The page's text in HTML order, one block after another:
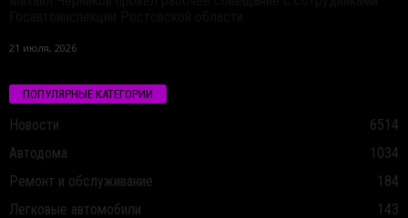
21 июля, 2026
ПОПУЛЯРНЫЕ КАТЕГОРИИ
Новости
6514
Автодома
1034
Ремонт и обслуживание
184
Легковые автомобили
143